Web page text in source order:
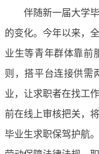
伴随新一届大学
的变化。今年以来，
业生等青年群体靠前
则，搭平台连接供需
业，让求职者在找工
前在线上审核把关，
毕业生求职保驾护航